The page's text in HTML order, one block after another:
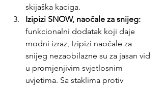
skijaška kaciga.
Izipizi SNOW, naočale za snijeg:
funkcionalni dodatak koji daje
modni izraz, Izipizi naočale za
snijeg nezaobilazne su za jasan vid
u promjenjivim svjetlosnim
uvjetima. Sa staklima protiv